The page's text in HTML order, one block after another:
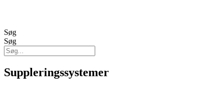
Søg
Søg
Suppleringssystemer